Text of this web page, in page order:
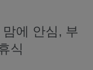
에 안심, 부
식